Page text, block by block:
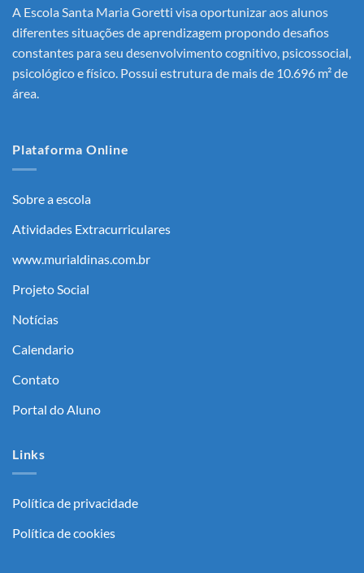
A Escola Santa Maria Goretti visa oportunizar aos alunos
diferentes situações de aprendizagem propondo desafios
constantes para seu desenvolvimento cognitivo, psicossocial,
psicológico e físico. Possui estrutura de mais de 10.696 m² de
área.
Plataforma Online
Sobre a escola
Atividades Extracurriculares
www.murialdinas.com.br
Projeto Social
Notícias
Calendario
Contato
Portal do Aluno
Links
Política de privacidade
Política de cookies